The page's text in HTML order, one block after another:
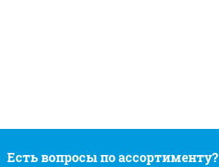
Есть вопросы по ассортименту?